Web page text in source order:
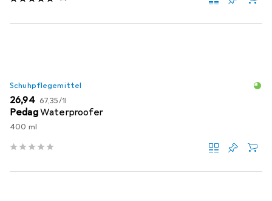
Schuhpflegemittel
EUR
26,94 EUR
67,35/1l
PedagWaterproofer
400 ml